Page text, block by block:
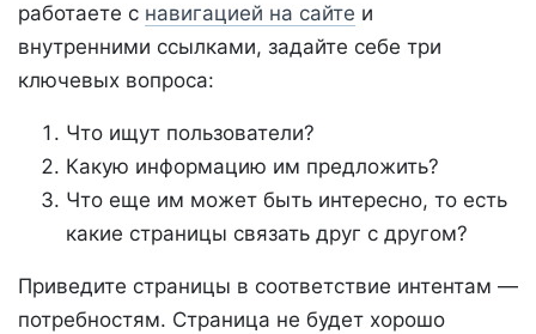
работаете с навигацией на сайте и
внутренними ссылками, задайте себе три
ключевых вопроса:
Что ищут пользователи?
Какую информацию им предложить?
Что еще им может быть интересно, то есть
какие страницы связать друг с другом?
Приведите страницы в соответствие интентам —
потребностям. Страница не будет хорошо